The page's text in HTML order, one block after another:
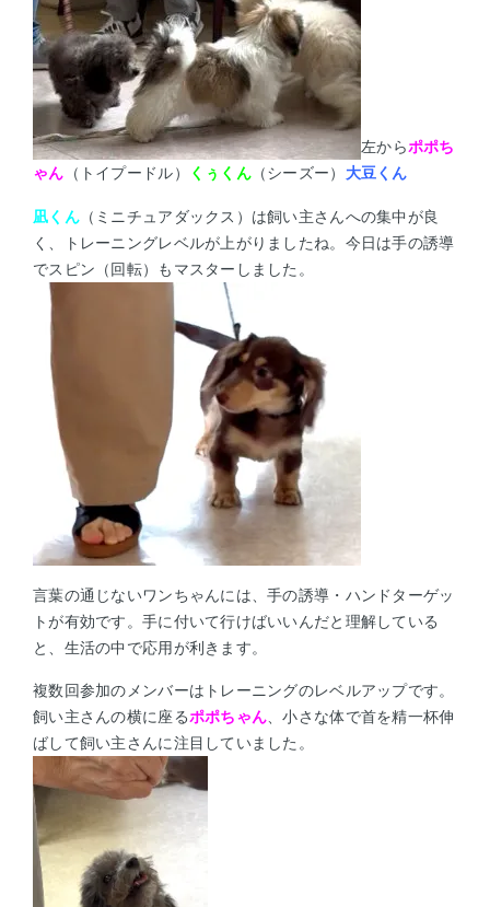
左からポポち
ゃん （トイプードル） くぅくん（シーズー） 大豆くん
凪くん（ミニチュアダックス）は飼い主さんへの集中が良
く、トレーニングレベルが上がりましたね。今日は手の誘導
でスピン（回転）もマスターしました。
言葉の通じないワンちゃんには、手の誘導・ハンドターゲッ
トが有効です。 手に付いて行けばいいんだと理解している
と、生活の中で応用が利きます。
複数回参加のメンバーはトレーニングのレベルアップです。
飼い主さんの横に座るポポちゃん、小さな体で首を精一杯伸
ばして飼い主さんに注目していました。